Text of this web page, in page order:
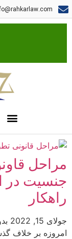
مراحل
جنسیت در
راهکار
جولای 15, 2022
امروزه بر خلاف